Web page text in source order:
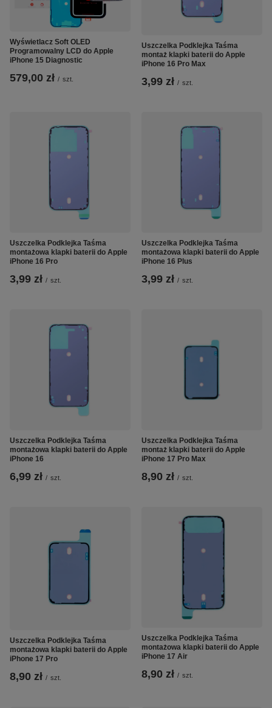
Wyświetlacz Soft OLED
Programowalny LCD do Apple
iPhone 15 Diagnostic
579,00 zł / szt.
Uszczelka Podklejka Taśma
montaż klapki baterii do Apple
iPhone 16 Pro Max
3,99 zł / szt.
Uszczelka Podklejka Taśma
montażowa klapki baterii do Apple
iPhone 16 Pro
3,99 zł / szt.
Uszczelka Podklejka Taśma
montażowa klapki baterii do Apple
iPhone 16 Plus
3,99 zł / szt.
Uszczelka Podklejka Taśma
montażowa klapki baterii do Apple
iPhone 16
6,99 zł / szt.
Uszczelka Podklejka Taśma
montaż klapki baterii do Apple
iPhone 17 Pro Max
8,90 zł / szt.
Uszczelka Podklejka Taśma
montażowa klapki baterii do Apple
iPhone 17 Pro
8,90 zł / szt.
Uszczelka Podklejka Taśma
montażowa klapki baterii do Apple
iPhone 17 Air
8,90 zł / szt.